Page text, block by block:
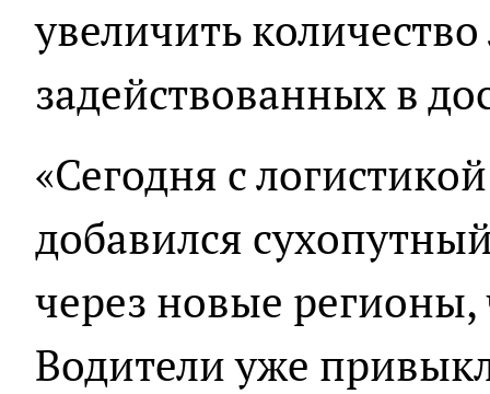
увеличить
задействованных в
«Сегодня с
добавился
через новые
Водители уже